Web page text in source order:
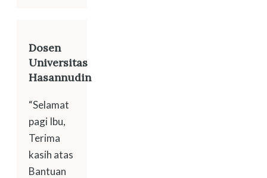
Dosen
Universitas
Hasannudin
“Selamat
pagi Ibu,
Terima
kasih atas
Bantuan